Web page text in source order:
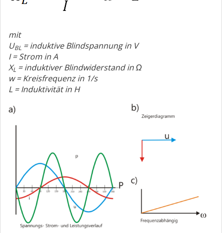
mit
UBL = induktive Blindspannung in V
I = Strom in A
XL = induktiver Blindwiderstand in Ω
w = Kreisfrequenz in 1/s
L = Induktivität in H